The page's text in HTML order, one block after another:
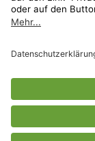
* Streichpreise
Herstellers.
Freunde-